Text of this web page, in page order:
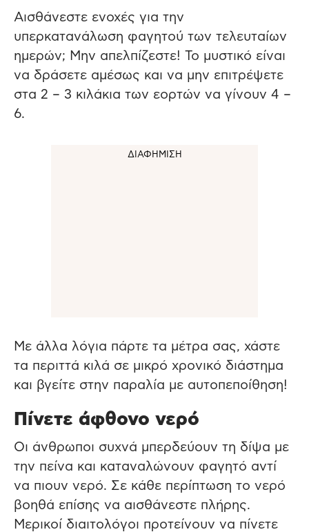
Αισθάνεστε ενοχές για την
υπερκατανάλωση φαγητού των τελευταίων
ημερών; Μην απελπίζεστε! Το μυστικό είναι
να δράσετε αμέσως και να μην επιτρέψετε
στα 2 – 3 κιλάκια των εορτών να γίνουν 4 –
6.
Με άλλα λόγια πάρτε τα μέτρα σας, χάστε
τα περιττά κιλά σε μικρό χρονικό διάστημα
και βγείτε στην παραλία με αυτοπεποίθηση!
Πίνετε άφθονο νερό
Οι άνθρωποι συχνά μπερδεύουν τη δίψα με
την πείνα και καταναλώνουν φαγητό αντί
να πιουν νερό. Σε κάθε περίπτωση το νερό
βοηθά επίσης να αισθάνεστε πλήρης.
Μερικοί διαιτολόγοι προτείνουν να πίνετε